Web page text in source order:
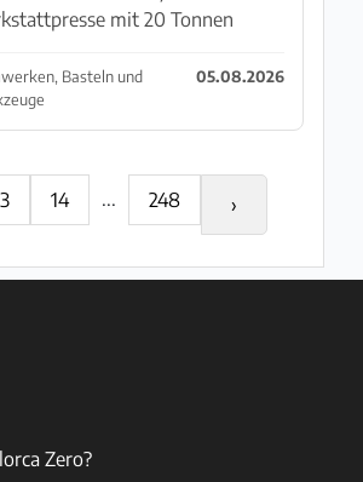
mit 20 Tonnen
Lager, Buchsen, Gelenke und
Reparaturarbeiten. 20 Tonnen
hydraulisch...
Basteln und
05.08.2026
14 ... 248 ›
Zero?